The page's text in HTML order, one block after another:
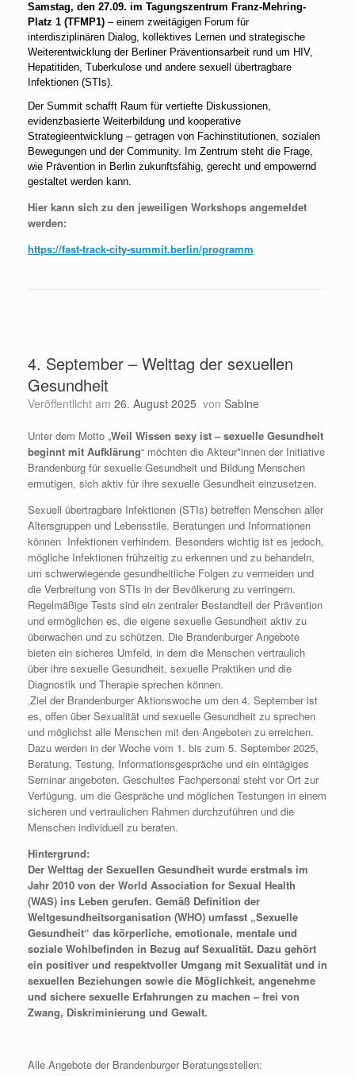
Samstag, den 27.09. im Tagungszentrum Franz-Mehring-
Platz 1 (TFMP1) – einem zweitägigen Forum für
interdisziplinären Dialog, kollektives Lernen und strategische
Weiterentwicklung der Berliner Präventionsarbeit rund um HIV,
Hepatitiden, Tuberkulose und andere sexuell übertragbare
Infektionen (STIs).
Der Summit schafft Raum für vertiefte Diskussionen,
evidenzbasierte Weiterbildung und kooperative
Strategieentwicklung – getragen von Fachinstitutionen, sozialen
Bewegungen und der Community. Im Zentrum steht die Frage,
wie Prävention in Berlin zukunftsfähig, gerecht und empowernd
gestaltet werden kann.
Hier kann sich zu den jeweiligen Workshops angemeldet
werden:
https://fast-track-city-summit.berlin/programm
4. September – Welttag der sexuellen
Gesundheit
Veröffentlicht am 26. August 2025 von Sabine
Unter dem Motto „Weil Wissen sexy ist – sexuelle Gesundheit
beginnt mit Aufklärung“ möchten die Akteur*innen der Initiative
Brandenburg für sexuelle Gesundheit und Bildung Menschen
ermutigen, sich aktiv für ihre sexuelle Gesundheit einzusetzen.
Sexuell übertragbare Infektionen (STIs) betreffen Menschen aller
Altersgruppen und Lebensstile. Beratungen und Informationen
können Infektionen verhindern. Besonders wichtig ist es jedoch,
mögliche Infektionen frühzeitig zu erkennen und zu behandeln,
um schwerwiegende gesundheitliche Folgen zu vermeiden und
die Verbreitung von STIs in der Bevölkerung zu verringern.
Regelmäßige Tests sind ein zentraler Bestandteil der Prävention
und ermöglichen es, die eigene sexuelle Gesundheit aktiv zu
überwachen und zu schützen. Die Brandenburger Angebote
bieten ein sicheres Umfeld, in dem die Menschen vertraulich
über ihre sexuelle Gesundheit, sexuelle Praktiken und die
Diagnostik und Therapie sprechen können.
‚Ziel der Brandenburger Aktionswoche um den 4. September ist
es, offen über Sexualität und sexuelle Gesundheit zu sprechen
und möglichst alle Menschen mit den Angeboten zu erreichen.
Dazu werden in der Woche vom 1. bis zum 5. September 2025,
Beratung, Testung, Informationsgespräche und ein eintägiges
Seminar angeboten. Geschultes Fachpersonal steht vor Ort zur
Verfügung, um die Gespräche und möglichen Testungen in einem
sicheren und vertraulichen Rahmen durchzuführen und die
Menschen individuell zu beraten.
Hintergrund:
Der Welttag der Sexuellen Gesundheit wurde erstmals im
Jahr 2010 von der World Association for Sexual Health
(WAS) ins Leben gerufen. Gemäß Definition der
Weltgesundheitsorganisation (WHO) umfasst „Sexuelle
Gesundheit“ das körperliche, emotionale, mentale und
soziale Wohlbefinden in Bezug auf Sexualität. Dazu gehört
ein positiver und respektvoller Umgang mit Sexualität und in
sexuellen Beziehungen sowie die Möglichkeit, angenehme
und sichere sexuelle Erfahrungen zu machen – frei von
Zwang, Diskriminierung und Gewalt.
Alle Angebote der Brandenburger Beratungsstellen: